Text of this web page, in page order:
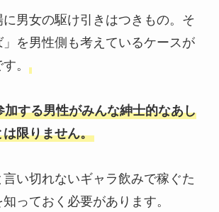
男女の駆け引きはつきもの。そ
を男性側も考えているケースが
。
加する男性がみんな紳士的なあし
限りません。
言い切れないギャラ飲みで稼ぐた
っておく必要があります。